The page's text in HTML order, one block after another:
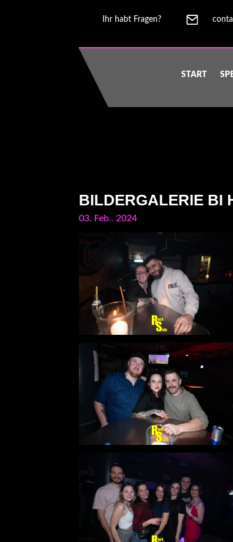
Ihr habt Fragen?
START
BILDERGALERIE BI
03. Feb.. 2024